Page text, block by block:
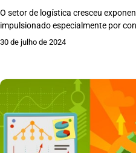
O setor de logística cresceu
impulsionado especialmente por
30 de julho de 2024